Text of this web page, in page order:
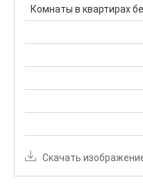
Комнаты в квартирах
Скачать